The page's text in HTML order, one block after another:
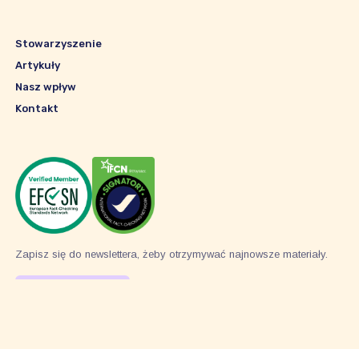
Stowarzyszenie
Artykuły
Nasz wpływ
Kontakt
Zapisz się do newslettera, żeby otrzymywać najnowsze materiały.